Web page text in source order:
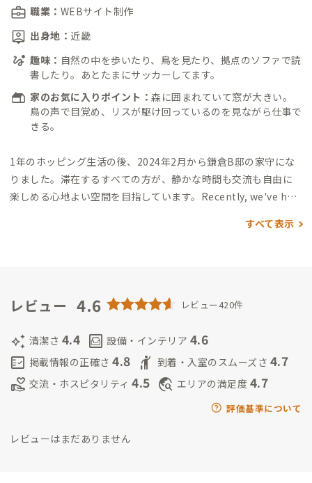
職業： WEBサイト制作
出身地： 近畿
趣味： 自然の中を歩いたり、鳥を見たり、拠点のソファで読
書したり。あとたまにサッカーしてます。
家のお気に入りポイント： 森に囲まれていて窓が大きい。
鳥の声で目覚め、リスが駆け回っているのを見ながら仕事で
きる。
1年のホッピング生活の後、2024年2月から鎌倉B邸の家守にな
りました。 滞在するすべての方が、静かな時間も交流も自由に
楽しめる心地よい空間を目指しています。 Recently, we've had
nt countries, so you're always welcome to stay here.▼家守
うに、こちらから積極的に話しかけることは敢えてしていなか
声をかけてくださいね。
すべて表示
レビュー 4.6 レビュー420件
auto_awesome 清潔さ 4.4 living 設備・インテリア 4.6
fact_check 掲載情報の正確さ 4.8 hail 到着・入室のスムーズさ 4.7
volunteer_activism 交流・ホスピタリティ 4.5 travel_explore エリアの満足度 4.7
評価基準について
レビューはまだありません